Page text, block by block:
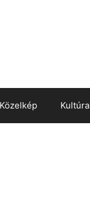
Közelkép Kultúra